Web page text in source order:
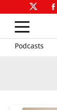
Podcasts